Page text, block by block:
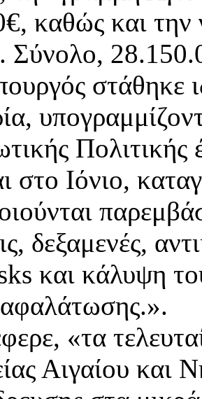
καθώς και την
Σύνολο,
στάθηκε
Πολιτικής
στο Ιόνιο,
δεξαμενές,
και κάλυψη
«τα
Αιγαίου και